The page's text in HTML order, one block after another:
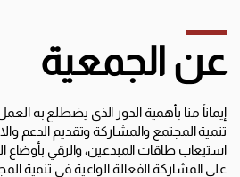
عن الجمعية
إيماناً منا بأهمية الدور الذي يضطلع به
تنمية المجتمع والمشاركة وتقديم الدعم
استيعاب طاقات المبدعين، والرقي بأوضاع
على المشاركة الفعالة الواعية في تنمية